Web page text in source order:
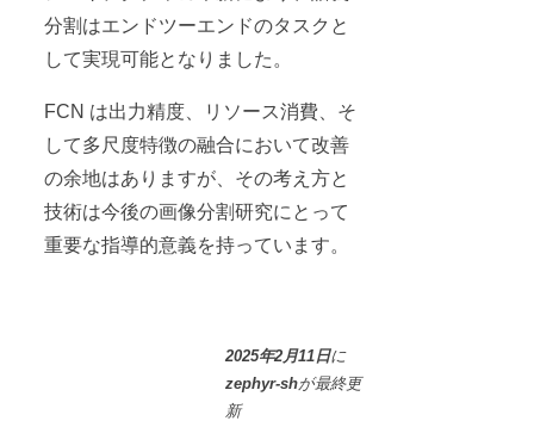
分割はエンドツーエンドのタスクと
して実現可能となりました。
FCN は出力精度、リソース消費、そ
して多尺度特徴の融合において改善
の余地はありますが、その考え方と
技術は今後の画像分割研究にとって
重要な指導的意義を持っています。
2025年2月11日に
zephyr-shが最終更
新